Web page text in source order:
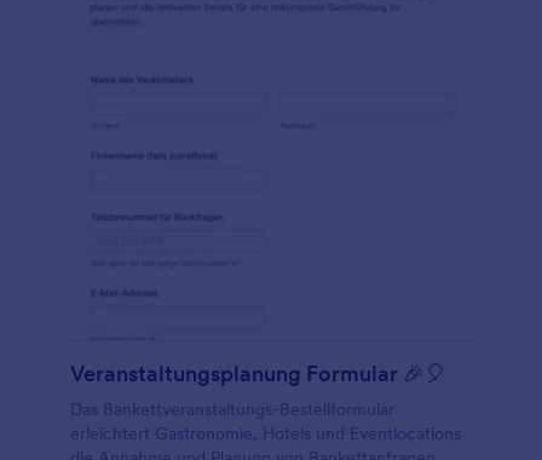
Veranstaltungsplanung Formular 🎉🎈
Das Bankettveranstaltungs-Bestellformular
erleichtert Gastronomie, Hotels und Eventlocations